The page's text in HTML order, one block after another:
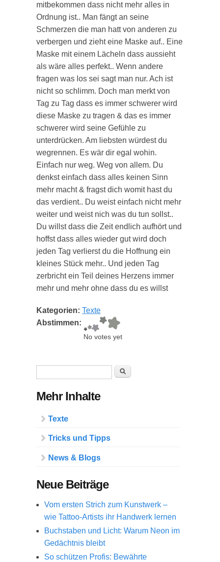
mitbekommen dass nicht mehr alles in
Ordnung ist.. Man fängt an seine
Schmerzen die man hatt von anderen zu
verbergen und zieht eine Maske auf.. Eine
Maske mit einem Lächeln dass aussieht
als wäre alles perfekt.. Wenn andere
fragen was los sei sagt man nur. Ach ist
nicht so schlimm. Doch man merkt von
Tag zu Tag dass es immer schwerer wird
diese Maske zu tragen & das es immer
schwerer wird seine Gefühle zu
unterdrücken. Am liebsten würdest du
wegrennen. Es wär dir egal wohin.
Einfach nur weg. Weg von allem. Du
denkst einfach dass alles keinen Sinn
mehr macht & fragst dich womit hast du
das verdient.. Du weist einfach nicht mehr
weiter und weist nich was du tun sollst..
Du willst dass die Zeit endlich aufhört und
hoffst dass alles wieder gut wird doch
jeden Tag verlierst du die Hoffnung ein
kleines Stück mehr.. Und jeden Tag
zerbricht ein Teil deines Herzens immer
mehr und mehr ohne dass du es willst
Kategorien: Texte
Abstimmen:
No votes yet
Suche
Mehr Inhalte
Texte
Tricks und Tipps
News & Blogs
Neue Beiträge
Vom ersten Strich zum Kunstwerk –
wie Tattoo-Artists ihr Handwerk lernen
Buchstaben und Licht: Warum Neon im
Gedächtnis bleibt
So schützen Profis: Bewährte